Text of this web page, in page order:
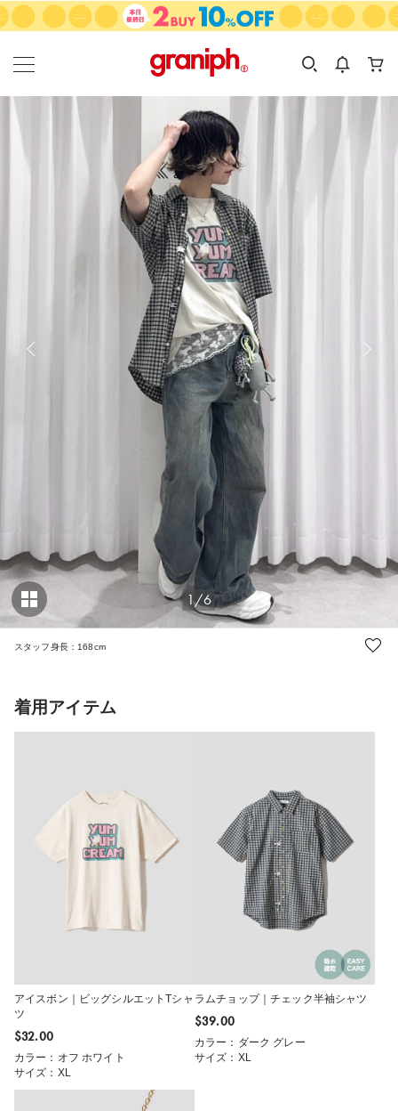
カテゴリーから探す
KIDS
カテゴリ
サイズ
1/6
スタッフ身長：168cm
着用アイテム
アイスボン｜ビッグシルエットTシャ
ツ
$‌32.00
カラー：オフ ホワイト
サイズ：XL
ラムチョップ｜チェック半袖シャツ
$‌39.00
カラー：ダーク グレー
サイズ：XL